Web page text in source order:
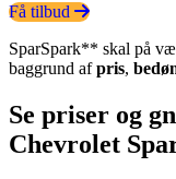
Få tilbud
SparSpark** skal på
baggrund afpris,
Se priser og
Chevrolet